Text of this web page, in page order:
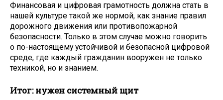
Финансовая и цифровая грамотность должна стать в
нашей культуре такой же нормой, как знание правил
дорожного движения или противопожарной
безопасности. Только в этом случае можно говорить
о по-настоящему устойчивой и безопасной цифровой
среде, где каждый гражданин вооружен не только
техникой, но и знанием.
Итог: нужен системный щит